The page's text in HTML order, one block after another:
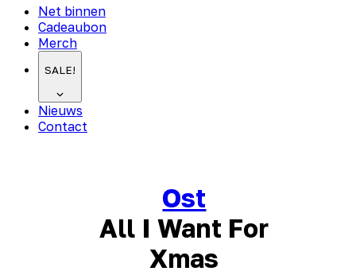
Net binnen
Cadeaubon
Merch
SALE!
Nieuws
Contact
Ost
All I Want For
Xmas